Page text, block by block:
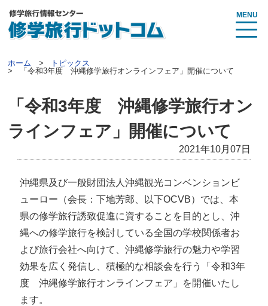
MENU
ホーム
トピックス
「令和3年度 沖縄修学旅行オンラインフェア」開催について
「令和3年度 沖縄修学旅行オン
ラインフェア」開催について
2021年10月07日
沖縄県及び一般財団法人沖縄観光コンベンションビ
ューロー（会長：下地芳郎、以下OCVB）では、本
県の修学旅行誘致促進に資することを目的とし、沖
縄への修学旅行を検討している全国の学校関係者お
よび旅行会社へ向けて、沖縄修学旅行の魅力や学習
効果を広く発信し、積極的な相談会を行う「令和3年
度 沖縄修学旅行オンラインフェア」を開催いたし
ます。